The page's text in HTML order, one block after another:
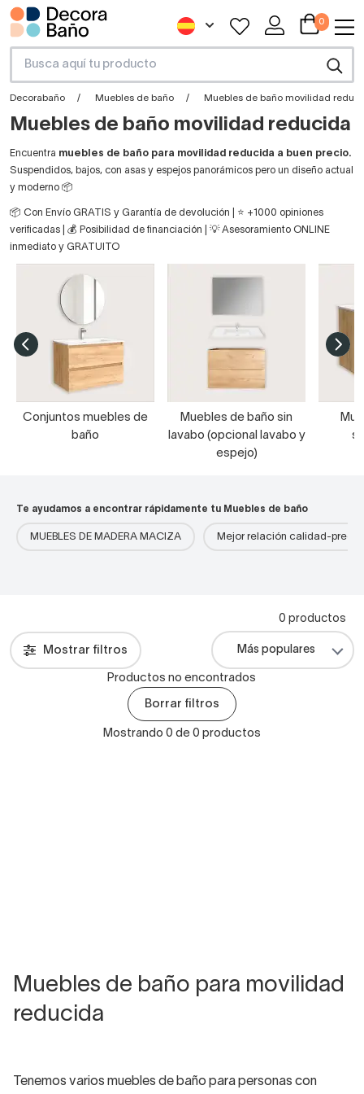
0
Decorabaño Muebles de baño Muebles de baño movilidad
Muebles de baño movilidad reducida
Encuentra muebles de baño para movilidad reducida a buen precio.
Suspendidos, bajos, con asas y espejos panorámicos pero un diseño actual
y moderno 📦
📦 Con Envío GRATIS y Garantía de devolución | ⭐ +1000 opiniones
verificadas | 💰 Posibilidad de financiación | 💡 Asesoramiento ONLINE
inmediato y GRATUITO
Conjuntos muebles de
baño
Muebles de baño sin
lavabo (opcional lavabo y
espejo)
Te ayudamos a encontrar rápidamente tu Muebles de baño
MUEBLES DE MADERA MACIZA Mejor relación calidad-precio
Mostrar filtros
0 productos
Productos no encontrados
Borrar filtros
Mostrando 0 de 0 productos
Muebles de baño para movilidad
reducida
Tenemos varios muebles de baño para personas con